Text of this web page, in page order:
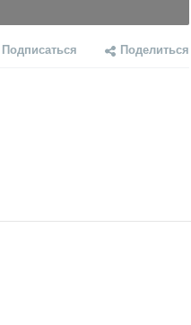
Подписаться Поделиться